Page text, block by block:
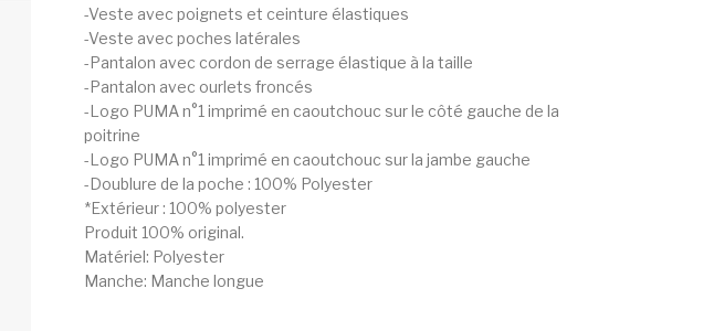
-Veste avec poignets et ceinture élastiques
-Veste avec poches latérales
-Pantalon avec cordon de serrage élastique à la taille
-Pantalon avec ourlets froncés
-Logo PUMA n°1 imprimé en caoutchouc sur le côté gauche de la
poitrine
-Logo PUMA n°1 imprimé en caoutchouc sur la jambe gauche
-Doublure de la poche : 100% Polyester
*Extérieur : 100% polyester
Produit 100% original.
Matériel: Polyester
Manche: Manche longue